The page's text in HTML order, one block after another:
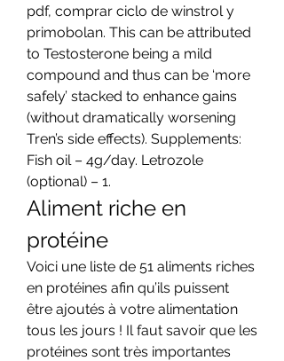
pdf, comprar ciclo de winstrol y
primobolan. This can be attributed
to Testosterone being a mild
compound and thus can be ‘more
safely’ stacked to enhance gains
(without dramatically worsening
Tren’s side effects). Supplements:
Fish oil – 4g/day. Letrozole
(optional) – 1.
Aliment riche en
protéine
Voici une liste de 51 aliments riches
en protéines afin qu’ils puissent
être ajoutés à votre alimentation
tous les jours ! Il faut savoir que les
protéines sont très importantes